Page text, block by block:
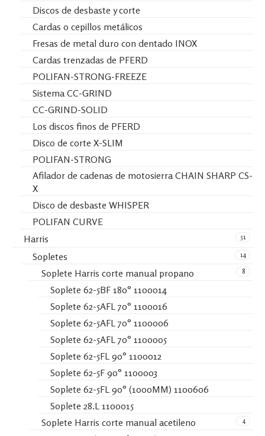
Discos de desbaste y corte
Cardas o cepillos metálicos
Fresas de metal duro con dentado INOX
Cardas trenzadas de PFERD
POLIFAN-STRONG-FREEZE
Sistema CC-GRIND
CC-GRIND-SOLID
Los discos finos de PFERD
Disco de corte X-SLIM
POLIFAN-STRONG
Afilador de cadenas de motosierra CHAIN SHARP CS-
X
Disco de desbaste WHISPER
POLIFAN CURVE
51
Harris
14
Sopletes
8
Soplete Harris corte manual propano
Soplete 62-5BF 180° 1100014
Soplete 62-5AFL 70° 1100016
Soplete 62-5AFL 70° 1100006
Soplete 62-5AFL 70° 1100005
Soplete 62-5FL 90° 1100012
Soplete 62-5F 90° 1100003
Soplete 62-5FL 90° (1000MM) 1100606
Soplete 28.L 1100015
4
Soplete Harris corte manual acetileno